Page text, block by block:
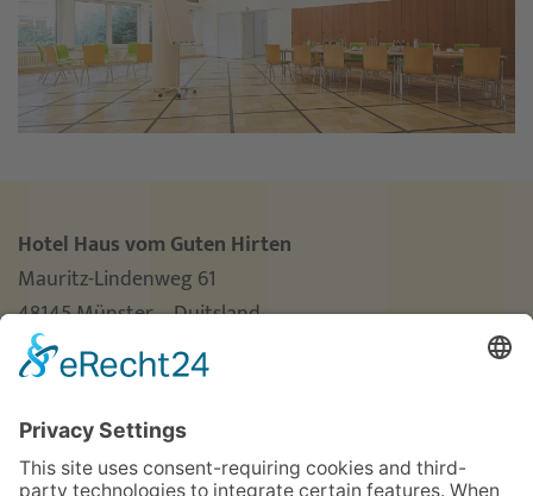
Hotel Haus vom Guten Hirten
Mauritz-Lindenweg 61
48145 Münster – Duitsland
Telefon+49 251 3787-0
Telefax +49 251 3787-460
hotel@guterhirte.de
Integratiebedrijf-hotel “Haus vom Guten Hirten” wordt